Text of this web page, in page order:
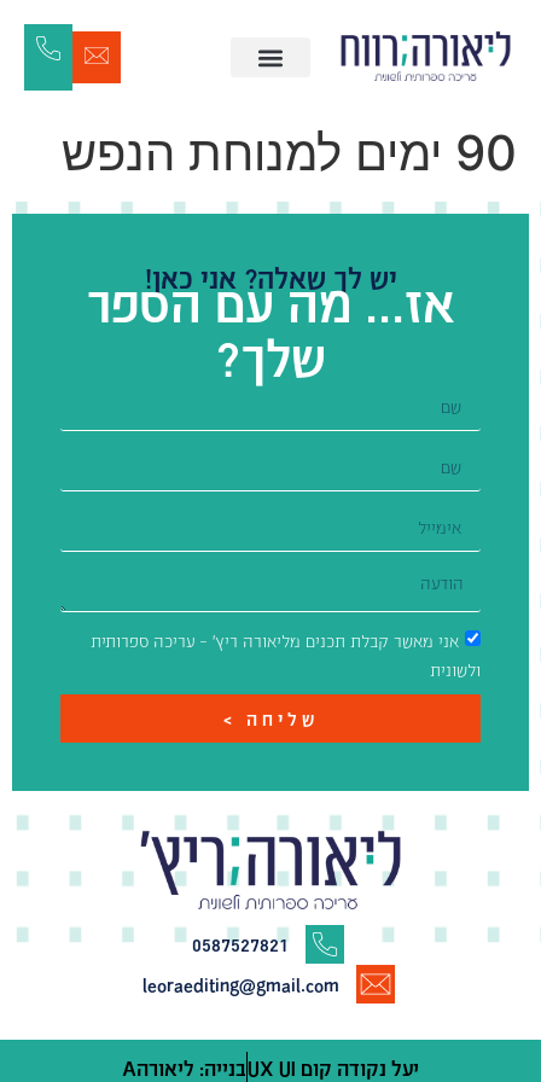
90 ימים למנוחת הנפש
יש לך שאלה? אני כאן!
אז... מה עם הספר
שלך?
אני מאשר קבלת תכנים מליאורה ריץ' – עריכה ספרותית
ולשונית
שליחה >
0587527821
leoraediting@gmail.com
יעל נקודה קום UX UI בנייה: ליאורהA